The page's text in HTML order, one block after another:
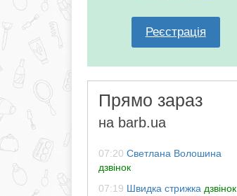
Реєстрація
Прямо зараз
на barb.ua
07:20 Светлана Волошина
дзвінок
07:19 Швидка стрижка дзвінок